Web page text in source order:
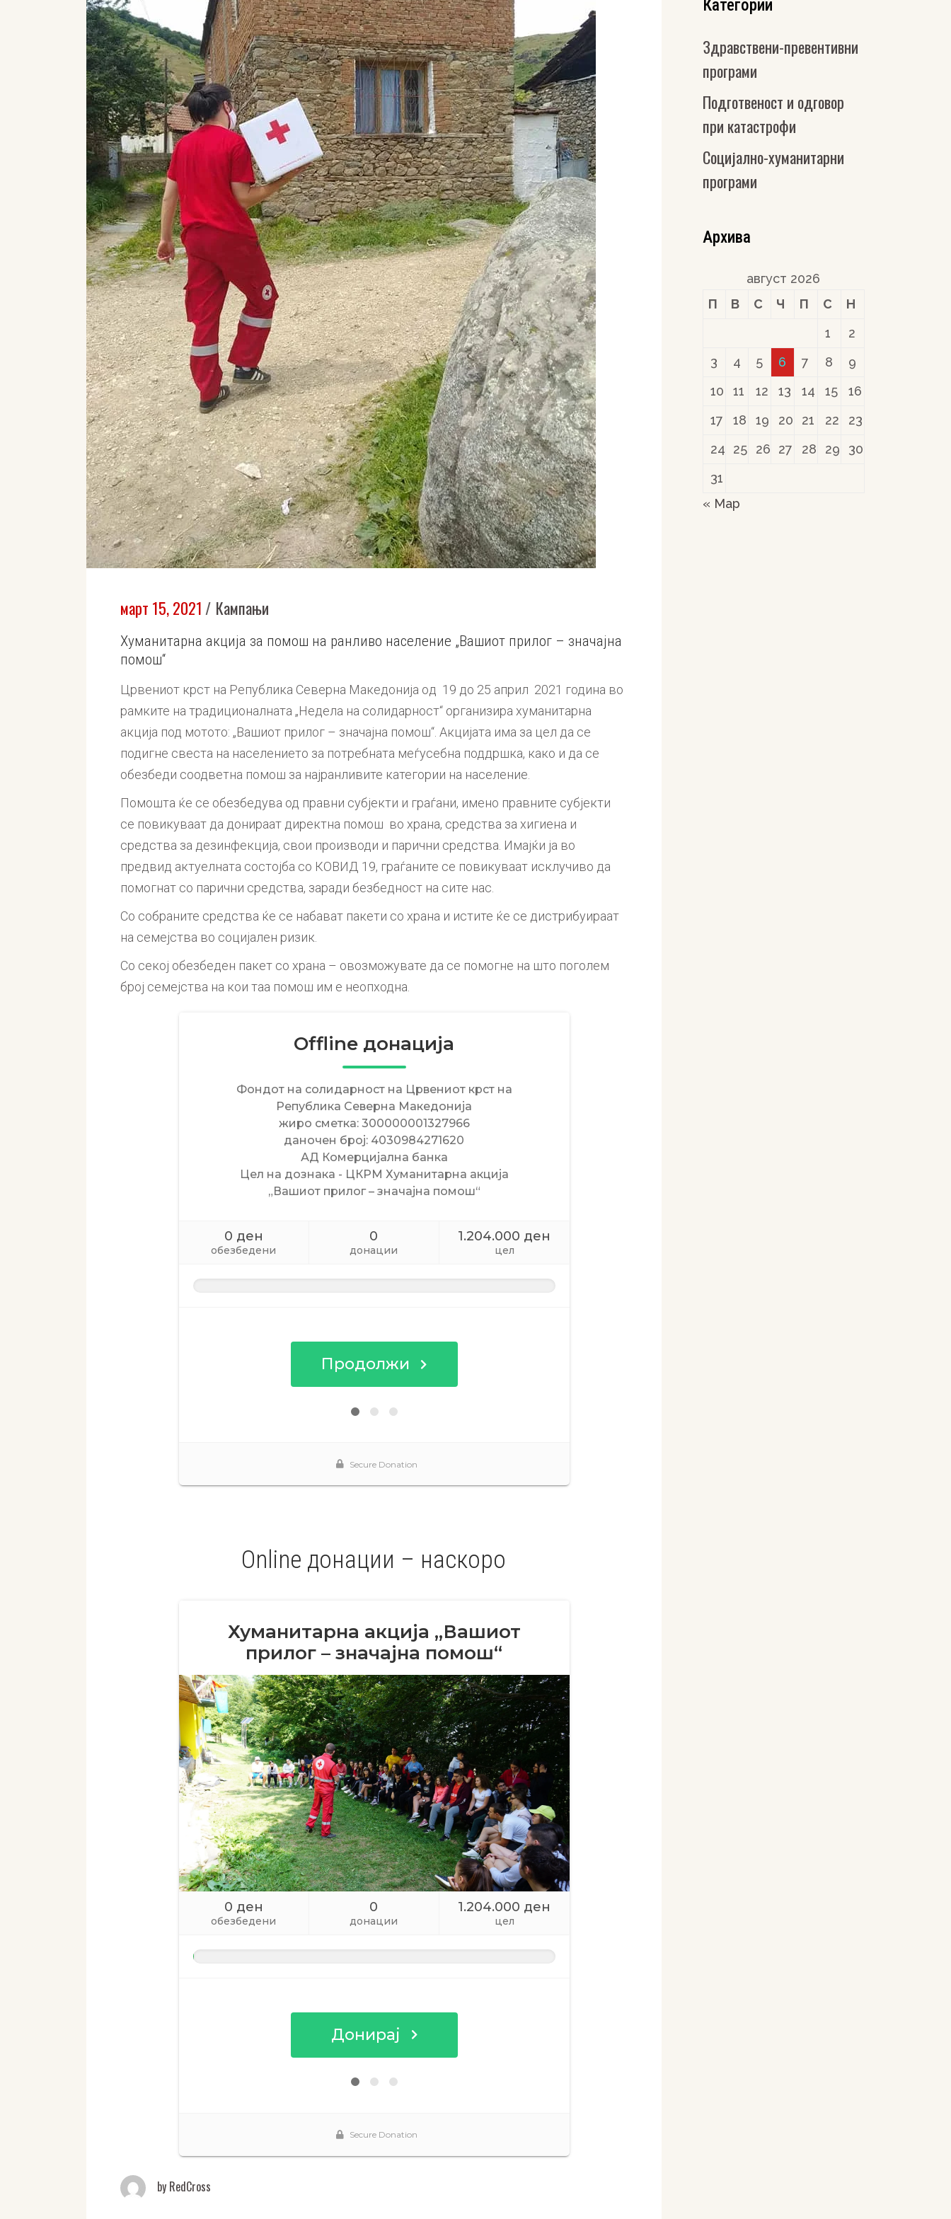
март 15, 2021 Кампањи
Хуманитарна акција за помош на ранливо население „Вашиот прилoг – значајна
помош“
Црвениот крст на Република Северна Македонија oд 19 до 25 април 2021 година во
рамките на традиционалната „Недела на солидарност“ организира хуманитарна
акција под мотото: „Вашиот прилог – значајна помош“. Акцијата има за цел да се
подигне свеста на населението за потребната меѓусебна поддршка, како и да се
обезбеди соодветна помош за најранливите категории на население.
Помошта ќе се обезбедува од правни субјекти и граѓани, имено правните субјекти
се повикуваат да донираат директна помош во храна, средства за хигиена и
средства за дезинфекција, свои производи и парични средства. Имајќи ја во
предвид актуелната состојба со КОВИД 19, граѓаните се повикуваат исклучиво да
помогнат со парични средства, заради безбедност на сите нас.
Со собраните средства ќе се набават пакети со храна и истите ќе се дистрибуираат
на семејства во социјален ризик.
Со секој обезбеден пакет со храна – овозможувате да се помогне на што поголем
број семејства на кои таа помош им е неопходна.
Online донации – наскоро
by RedCross
Категории
Здравствени-превентивни
програми
Подготвеност и одговор
при катастрофи
Социјално-хуманитарни
програми
Архива
август 2026
П
В С Ч П С
Н
1
2
3
4 5 6 7 8
9
10
11 12 13 14 15
16
17
18 19 20 21 22
23
24
25 26 27 28 29
30
31
« Мар